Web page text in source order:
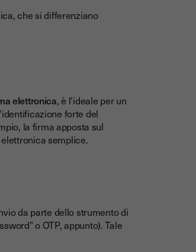
che si differenziano
elettronica, è l'ideale per un
forte del
la firma apposta sul
semplice.
da parte dello strumento di
o OTP, appunto). Tale